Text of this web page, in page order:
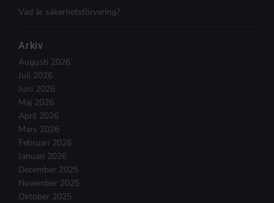
Vad är säkerhetsförvaring?
Arkiv
Augusti 2026
Juli 2026
Juni 2026
Maj 2026
April 2026
Mars 2026
Februari 2026
Januari 2026
December 2025
November 2025
Oktober 2025